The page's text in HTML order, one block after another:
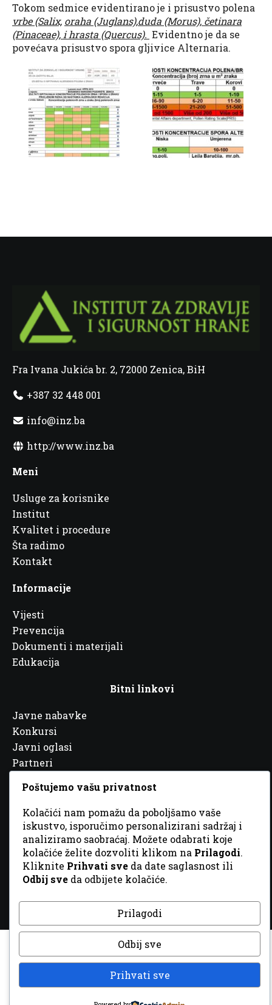
Tokom sedmice evidentirano je i prisustvo polena
vrbe (Salix, oraha (Juglans),duda (Morus), četinara
(Pinaceae), i hrasta (Quercus). Evidentno je da se
povećava prisustvo spora gljivice Alternaria.
Fra Ivana Jukića br. 2, 72000 Zenica, BiH
+387 32 448 001
info@inz.ba
http://www.inz.ba
Meni
Usluge za korisnike
Institut
Kvalitet i procedure
Šta radimo
Kontakt
Informacije
Vijesti
Prevencija
Dokumenti i materijali
Edukacija
Bitni linkovi
Javne nabavke
Konkursi
Javni oglasi
Partneri
© 2026 Sva prava zadržana. DizajnGordonDM
Poštujemo vašu privatnost
Kolačići nam pomažu da poboljšamo vaše
iskustvo, isporučimo personalizirani sadržaj i
analiziramo saobraćaj. Možete odabrati koje
kolačiće želite dozvoliti klikom na Prilagodi.
Kliknite Prihvati sve da date saglasnost ili
Odbij sve da odbijete kolačiće.
Prilagodi
Odbij sve
Prihvati sve